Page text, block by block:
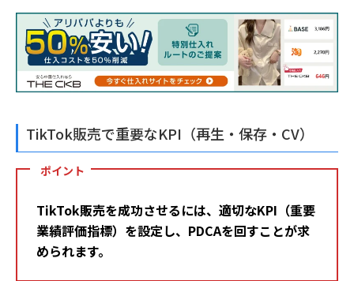
TikTok販売で重要なKPI（再生・保存・CV）
ポイント
TikTok販売を成功させるには、適切なKPI（重要
業績評価指標）を設定し、PDCAを回すことが求
められます。